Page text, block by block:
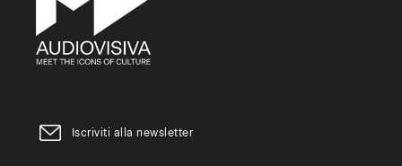
Iscriviti alla newsletter